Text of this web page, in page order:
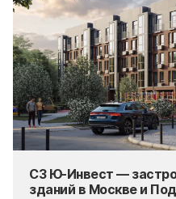
СЗ Ю-Инвест —
зданий в Москве и